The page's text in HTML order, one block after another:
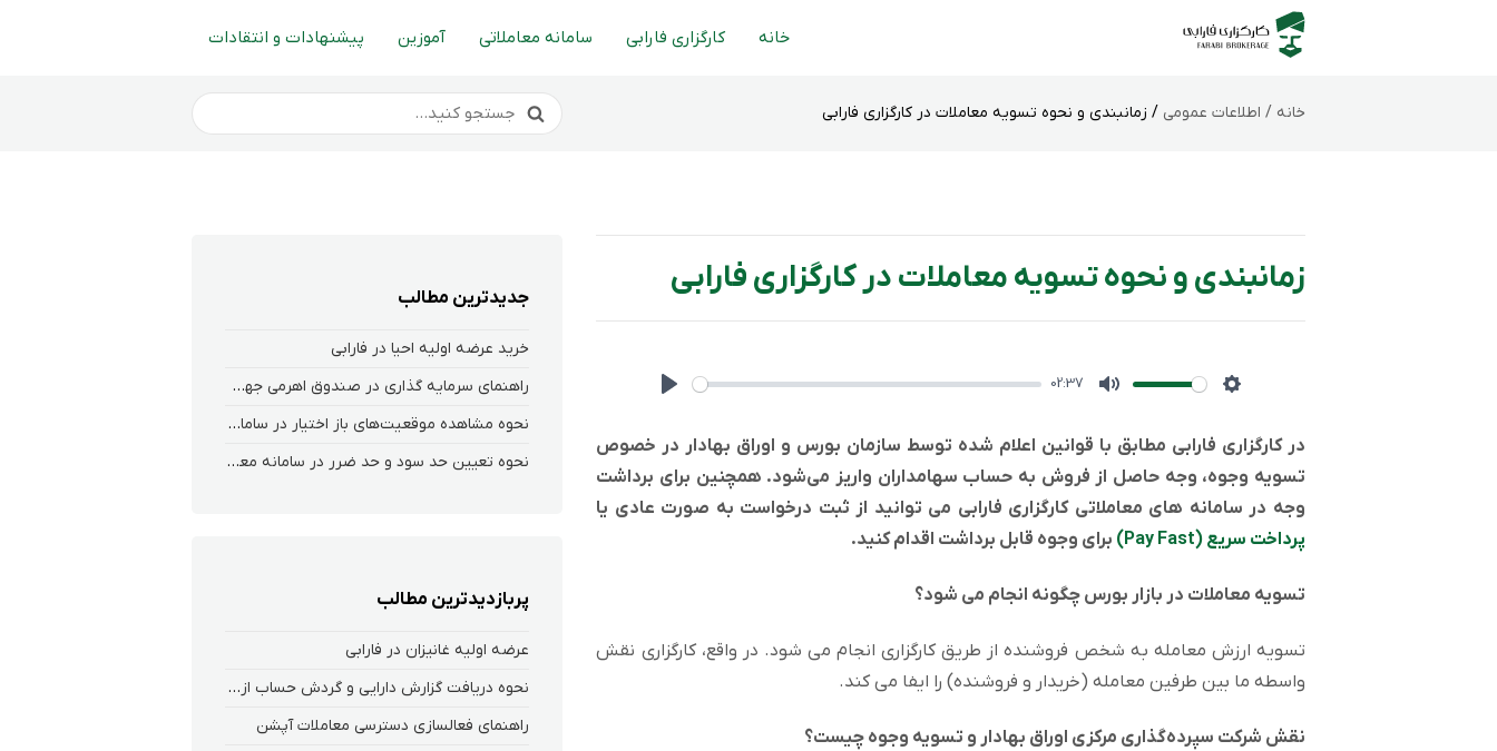
خانه کارگزاری فارابی سامانه معاملاتی آموزین پیشنهادات و انتقادات
خانه / اطلاعات عمومی / زمانبندی و نحوه تسویه معاملات در کارگزاری فارابی
زمانبندی و نحوه تسویه معاملات در کارگزاری فارابی
02:37
در کارگزاری فارابی مطابق با قوانین اعلام شده توسط سازمان بورس و اوراق بهادار در خصوص
تسویه وجوه، وجه حاصل از فروش به حساب سهامداران واریز می‌شود. همچنین برای برداشت
وجه در سامانه های معاملاتی کارگزاری فارابی می توانید از ثبت درخواست به صورت عادی یا
پرداخت سریع (Pay Fast)
برای وجوه قابل برداشت اقدام کنید.
تسویه معاملات در بازار بورس چگونه انجام می شود؟
تسویه ارزش معامله به شخص فروشنده از طریق کارگزاری انجام می شود. در واقع، کارگزاری نقش
واسطه ما بین طرفین معامله (خریدار و فروشنده) را ایفا می کند.
نقش شرکت سپرده‌گذاری مرکزی اوراق بهادار و تسویه وجوه چیست؟
جدیدترین مطالب
خرید عرضه اولیه احیا در فارابی
راهنمای سرمایه گذاری در صندوق اهرمی جهش
نحوه‌ مشاهده‌ موقعیت‌های باز اختیار در سامانه هلیوم و نکست
نحوه تعیین حد سود و حد ضرر در سامانه معاملاتی کارگزاری فارابی
پربازدیدترین مطالب
عرضه اولیه غانیزان در فارابی
نحوه دریافت گزارش دارایی و گردش حساب از درگاه یکپارچه ذینفعان بازار سرمایه
راهنمای فعالسازی دسترسی معاملات آپشن